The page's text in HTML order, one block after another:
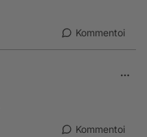
Kommentoi
Kommentoi